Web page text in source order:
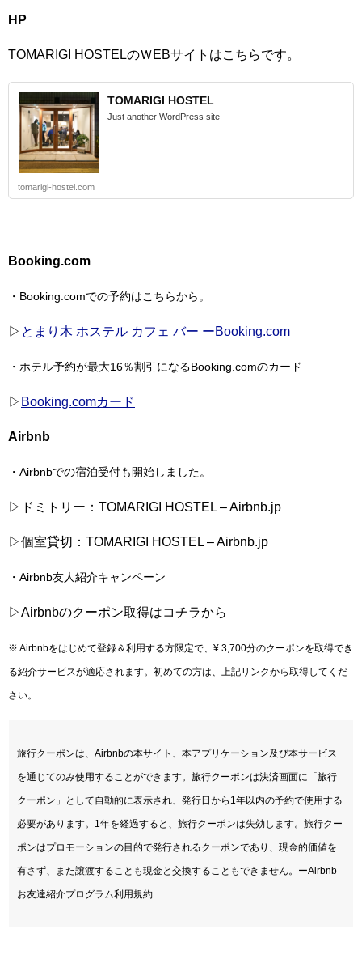
HP
TOMARIGI HOSTELのＷEBサイトはこちらです。
TOMARIGI HOSTEL
Just another WordPress site
tomarigi-hostel.com
Booking.com
・Booking.comでの予約はこちらから。
▷ とまり木 ホステル カフェ バー ーBooking.com
・ホテル予約が最大16％割引になるBooking.comのカード
▷ Booking.comカード
Airbnb
・Airbnbでの宿泊受付も開始しました。
▷ドミトリー：TOMARIGI HOSTEL – Airbnb.jp
▷個室貸切：TOMARIGI HOSTEL – Airbnb.jp
・Airbnb友人紹介キャンペーン
▷Airbnbのクーポン取得はコチラから
※ Airbnbをはじめて登録＆利用する方限定で、¥ 3,700分のクーポンを取得でき
る紹介サービスが適応されます。初めての方は、上記リンクから取得してくだ
さい。
旅行クーポンは、Airbnbの本サイト、本アプリケーション及び本サービス
を通じてのみ使用することができます。旅行クーポンは決済画面に「旅行
クーポン」として自動的に表示され、発行日から1年以内の予約で使用する
必要があります。1年を経過すると、旅行クーポンは失効します。旅行クー
ポンはプロモーションの目的で発行されるクーポンであり、現金的価値を
有さず、また譲渡することも現金と交換することもできません。ーAirbnb
お友達紹介プログラム利用規約